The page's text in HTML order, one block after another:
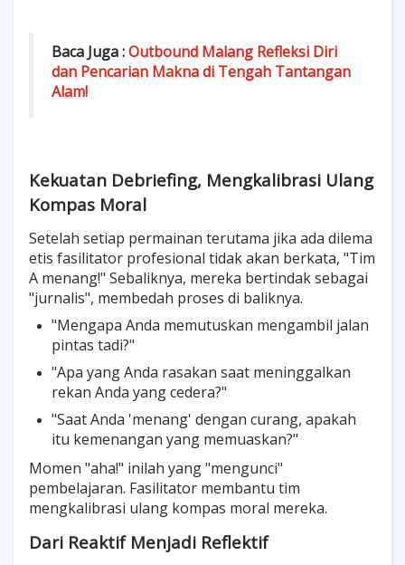
Baca Juga :Outbound Malang Refleksi Diri
dan Pencarian Makna di Tengah Tantangan
Alam!
Kekuatan Debriefing, Mengkalibrasi Ulang
Kompas Moral
Setelah setiap permainan terutama jika ada dilema
etis fasilitator profesional tidak akan berkata, "Tim
A menang!" Sebaliknya, mereka bertindak sebagai
"jurnalis", membedah proses di baliknya.
"Mengapa Anda memutuskan mengambil jalan
pintas tadi?"
"Apa yang Anda rasakan saat meninggalkan
rekan Anda yang cedera?"
"Saat Anda 'menang' dengan curang, apakah
itu kemenangan yang memuaskan?"
Momen "aha!" inilah yang "mengunci"
pembelajaran. Fasilitator membantu tim
mengkalibrasi ulang kompas moral mereka.
Dari Reaktif Menjadi Reflektif